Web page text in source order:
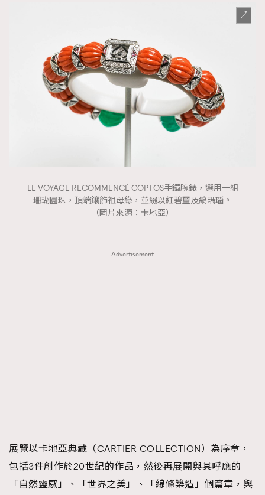
LE VOYAGE RECOMMENCÉ COPTOS⼿鐲腕錶，選用⼀組
珊瑚圓珠，頂端鑲飾祖母綠，並綴以紅碧璽及縞瑪瑙。
（圖片來源：卡地亞）
Advertisement
展覽以卡地亞典藏（CARTIER COLLECTION）為序章，
包括3件創作於20世紀的作品，然後再展開與其呼應的
「自然靈感」、「世界之美」、「線條築造」個篇章，與